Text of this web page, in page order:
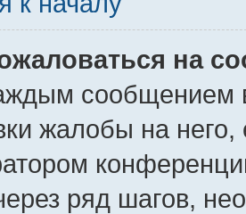
на
сообщением
жалобы на
ряд шагов,